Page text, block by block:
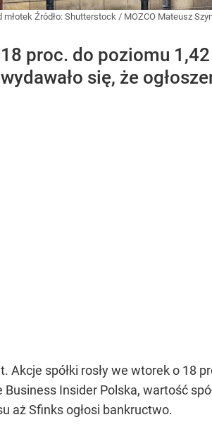
młotekŹródło: Shutterstock / MOZCO Mateusz
proc. do poziomu 1,42
się, że
spółki rosły we wtorek o 18
Insider Polska, wartość
aż Sfinks ogłosi bankructwo.